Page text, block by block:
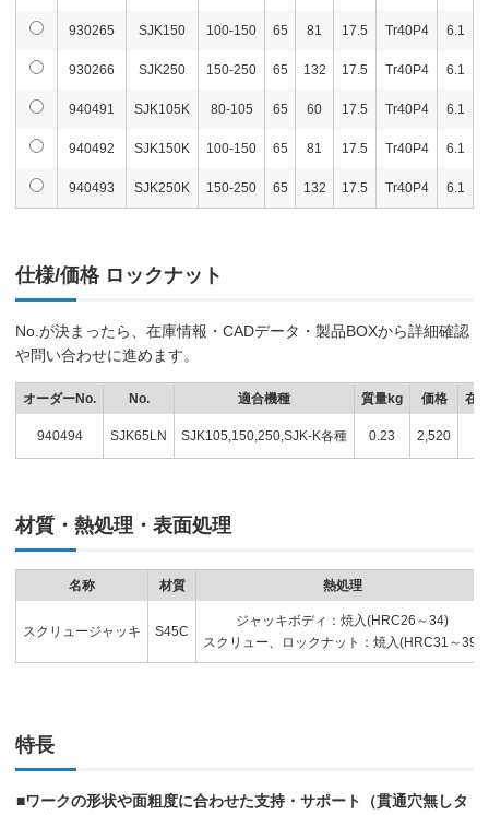
930265 SJK150 100-150 65 81 17.5 Tr40P4 6.1
930266 SJK250 150-250 65 132 17.5 Tr40P4 6.1
940491 SJK105K 80-105 65 60 17.5 Tr40P4 6.1
940492 SJK150K 100-150 65 81 17.5 Tr40P4 6.1
940493 SJK250K 150-250 65 132 17.5 Tr40P4 6.1
仕様/価格 ロックナット
No.が決まったら、在庫情報・CADデータ・製品BOXから詳細確認
や問い合わせに進めます。
オーダーNo. No. 適合機種 質量kg 価格 在
940494 SJK65LN SJK105,150,250,SJK-K各種 0.23 2,520
材質・熱処理・表面処理
名称 材質 熱処理
スクリュージャッキ S45C
ジャッキボディ：焼入(HRC26～34)
スクリュー、ロックナット：焼入(HRC31～39)
特長
■ワークの形状や面粗度に合わせた支持・サポート（貫通穴無しタ